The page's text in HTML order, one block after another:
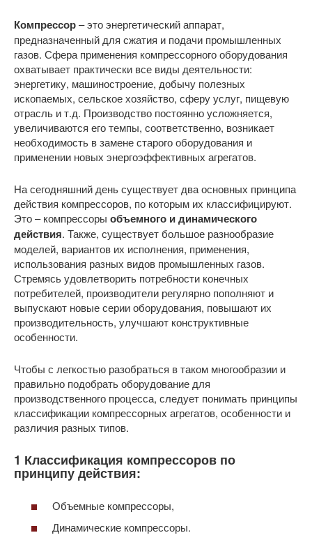
Компрессор– это энергетический аппарат,
предназначенный для сжатия и подачи промышленных
газов. Сфера применения компрессорного оборудования
охватывает практически все виды деятельности:
энергетику, машиностроение, добычу полезных
ископаемых, сельское хозяйство, сферу услуг, пищевую
отрасль и т.д. Производство постоянно усложняется,
увеличиваются его темпы, соответственно, возникает
необходимость в замене старого оборудования и
применении новых энергоэффективных агрегатов.
На сегодняшний день существует два основных принципа
действия компрессоров, по которым их классифицируют.
Это – компрессоры объемного и динамического
действия. Также, существует большое разнообразие
моделей, вариантов их исполнения, применения,
использования разных видов промышленных газов.
Стремясь удовлетворить потребности конечных
потребителей, производители регулярно пополняют и
выпускают новые серии оборудования, повышают их
производительность, улучшают конструктивные
особенности.
Чтобы с легкостью разобраться в таком многообразии и
правильно подобрать оборудование для
производственного процесса, следует понимать принципы
классификации компрессорных агрегатов, особенности и
различия разных типов.
1 Классификация компрессоров по
принципу действия:
Объемные компрессоры,
Динамические компрессоры.